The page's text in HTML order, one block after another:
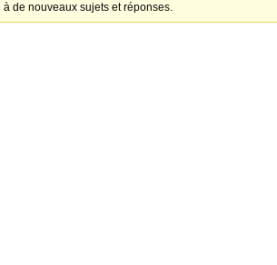
à de nouveaux sujets et réponses.